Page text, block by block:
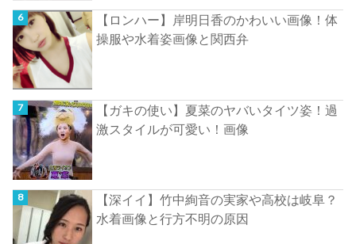
【ロンハー】岸明日香のかわいい画像！体
操服や水着姿画像と関西弁
【ガキの使い】夏菜のヤバいタイツ姿！過
激スタイルが可愛い！画像
【深イイ】竹中絢音の実家や高校は岐阜？
水着画像と行方不明の原因